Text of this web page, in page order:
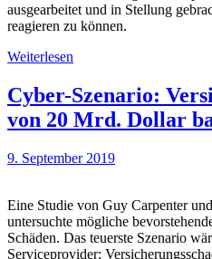
ausgearbeitet und in Stellung
reagieren zu können.
Weiterlesen
Cyber-Szenario:
von 20 Mrd. Dollar
9. September 2019
Eine Studie von Guy Carpenter
untersuchte mögliche
Schäden. Das teuerste Szenario
Serviceprovider: